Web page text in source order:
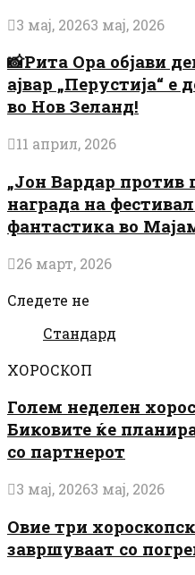
3 мај, 20263 мај, 2026
📸Рита Ора објави
ајвар „Перустија“ е
во Нов Зеланд!
11 април, 2026
„Јон Вардар против
награда на
фантастика во
26 март, 2026
Следете не
Стандард
ХОРОСКОП
Голем неделен
Биковите ќе
со партнерот
3 мај, 20263 мај, 2026
Овие три
завршуваат со